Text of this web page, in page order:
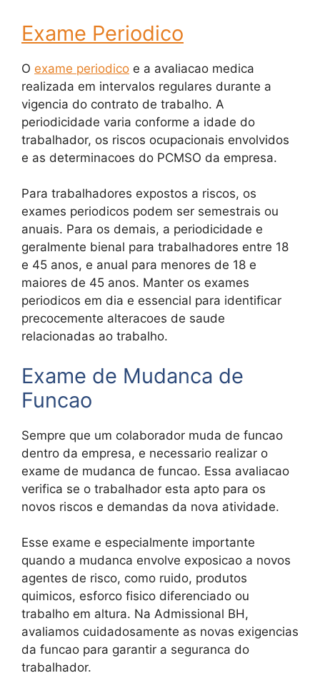
Exame Periodico
O exame periodico e a avaliacao medica
realizada em intervalos regulares durante a
vigencia do contrato de trabalho. A
periodicidade varia conforme a idade do
trabalhador, os riscos ocupacionais envolvidos
e as determinacoes do PCMSO da empresa.
Para trabalhadores expostos a riscos, os
exames periodicos podem ser semestrais ou
anuais. Para os demais, a periodicidade e
geralmente bienal para trabalhadores entre 18
e 45 anos, e anual para menores de 18 e
maiores de 45 anos. Manter os exames
periodicos em dia e essencial para identificar
precocemente alteracoes de saude
relacionadas ao trabalho.
Exame de Mudanca de
Funcao
Sempre que um colaborador muda de funcao
dentro da empresa, e necessario realizar o
exame de mudanca de funcao. Essa avaliacao
verifica se o trabalhador esta apto para os
novos riscos e demandas da nova atividade.
Esse exame e especialmente importante
quando a mudanca envolve exposicao a novos
agentes de risco, como ruido, produtos
quimicos, esforco fisico diferenciado ou
trabalho em altura. Na Admissional BH,
avaliamos cuidadosamente as novas exigencias
da funcao para garantir a seguranca do
trabalhador.